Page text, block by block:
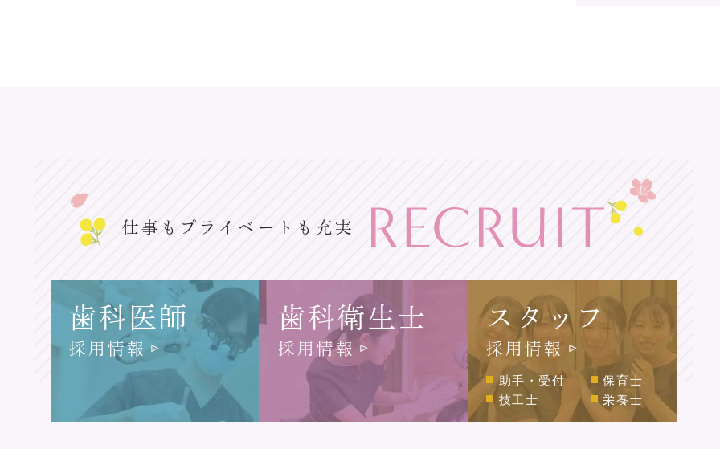
仕事もプライベートも充実
歯科医師
採用情報
歯科衛生士
採用情報
スタッフ
採用情報
助手・受付
保育士
技工士
栄養士